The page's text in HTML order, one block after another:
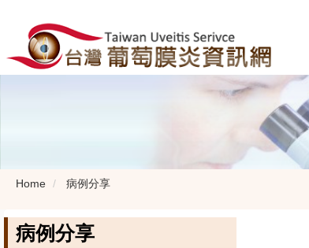
Home 病例分享
病例分享